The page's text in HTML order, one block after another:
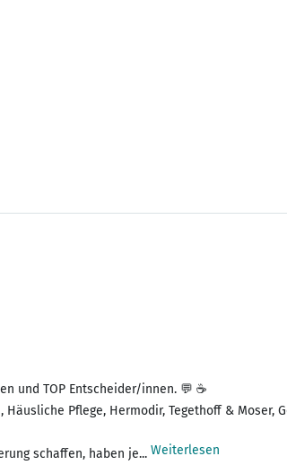
und TOP Entscheider/innen. 💬 ☕
Pflege, Hermodir, Tegethoff & Moser,
schaffen, haben je... Weiterlesen